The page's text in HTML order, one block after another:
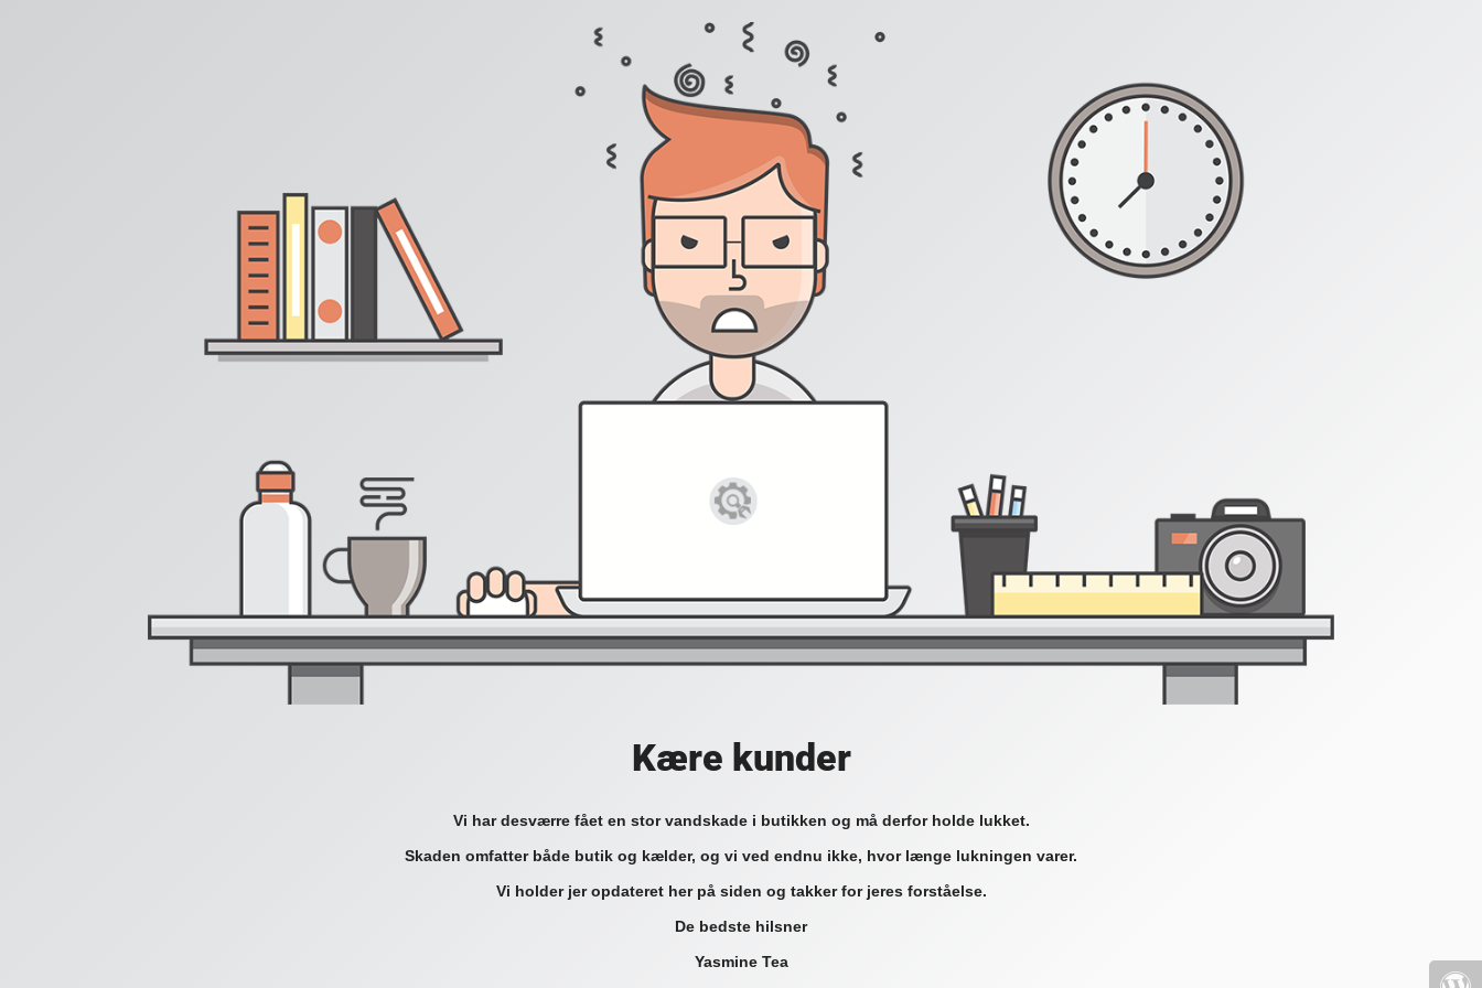
Kære kunder
Vi har desværre fået en stor vandskade i butikken og må derfor holde lukket.
Skaden omfatter både butik og kælder, og vi ved endnu ikke, hvor længe lukningen varer.
Vi holder jer opdateret her på siden og takker for jeres forståelse.
De bedste hilsner
Yasmine Tea